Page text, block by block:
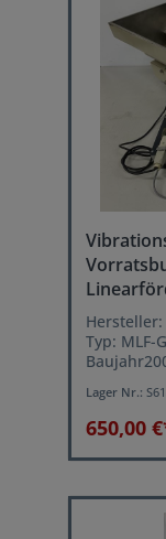
Hersteller:
Typ: MLF-G
Lager Nr.:
650,00